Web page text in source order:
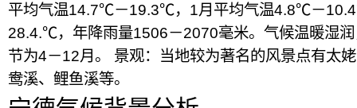
平均气温14.7℃－19.3℃，1月平均气温4.8℃－
28.4.℃，年降雨量1506－2070毫米。气候温暖湿
节为4－12月。 景观：当地较为著名的风景点有太
鸯溪、鲤鱼溪等。